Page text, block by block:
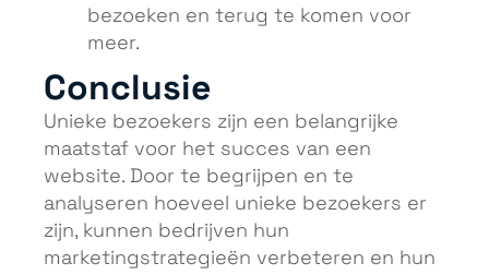
bezoeken en terug te komen voor
meer.
Conclusie
Unieke bezoekers zijn een belangrijke
maatstaf voor het succes van een
website. Door te begrijpen en te
analyseren hoeveel unieke bezoekers er
zijn, kunnen bedrijven hun
marketingstrategieën verbeteren en hun